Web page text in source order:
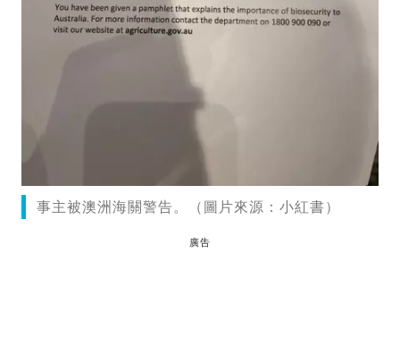
事主被澳洲海關警告。（圖片來源：小紅書）
廣告